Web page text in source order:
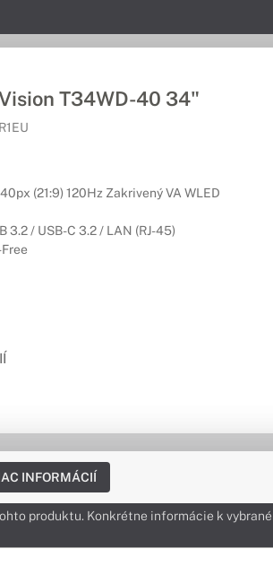
T34WD-40 34"
(21:9) 120Hz Zakrivený VA WLED
3.2 / USB-C 3.2 / LAN (RJ-45)
INFORMÁCIÍ
produktu. Konkrétne informácie k